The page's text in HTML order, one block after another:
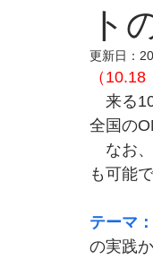
ト
更新日：
（
来る
全国の
なお、
も可能
テーマ：
の実践